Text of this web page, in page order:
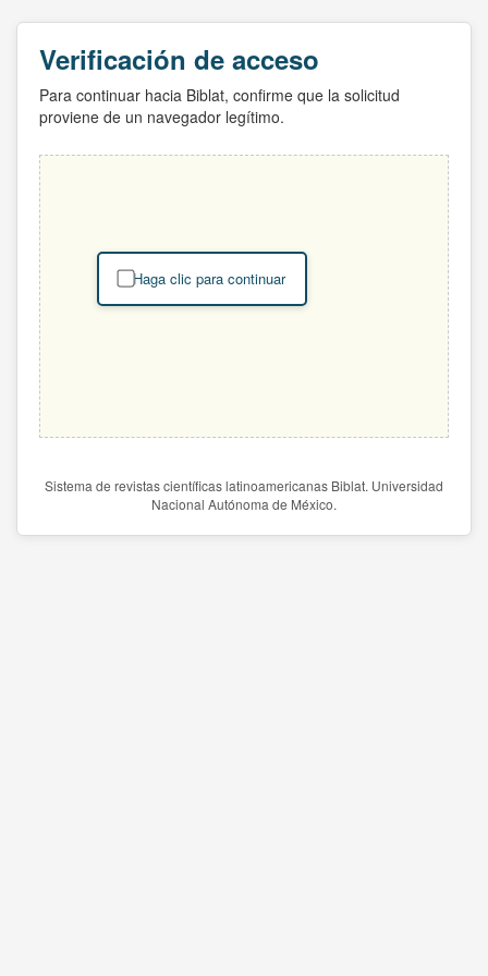
Verificación de acceso
Para continuar hacia Biblat, confirme que la solicitud
proviene de un navegador legítimo.
Haga clic para continuar
Sistema de revistas científicas latinoamericanas Biblat. Universidad
Nacional Autónoma de México.